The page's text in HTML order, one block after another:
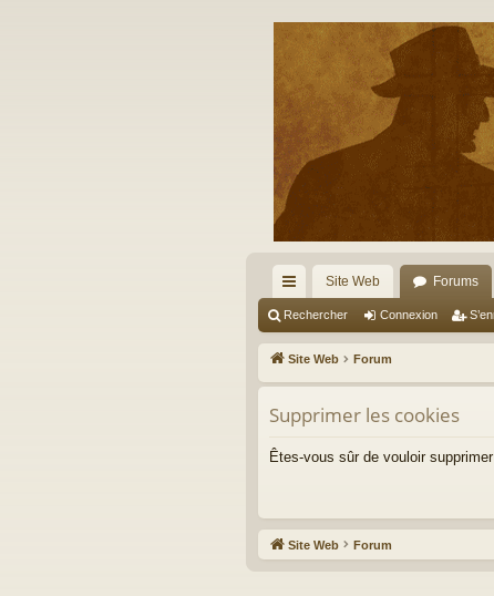
cc
ès
ra
pi
Site Web Forums
Rechercher Connexion
Site Web Forum
Supprimer les cookies
Êtes-vous sûr de vouloir
Site Web Forum